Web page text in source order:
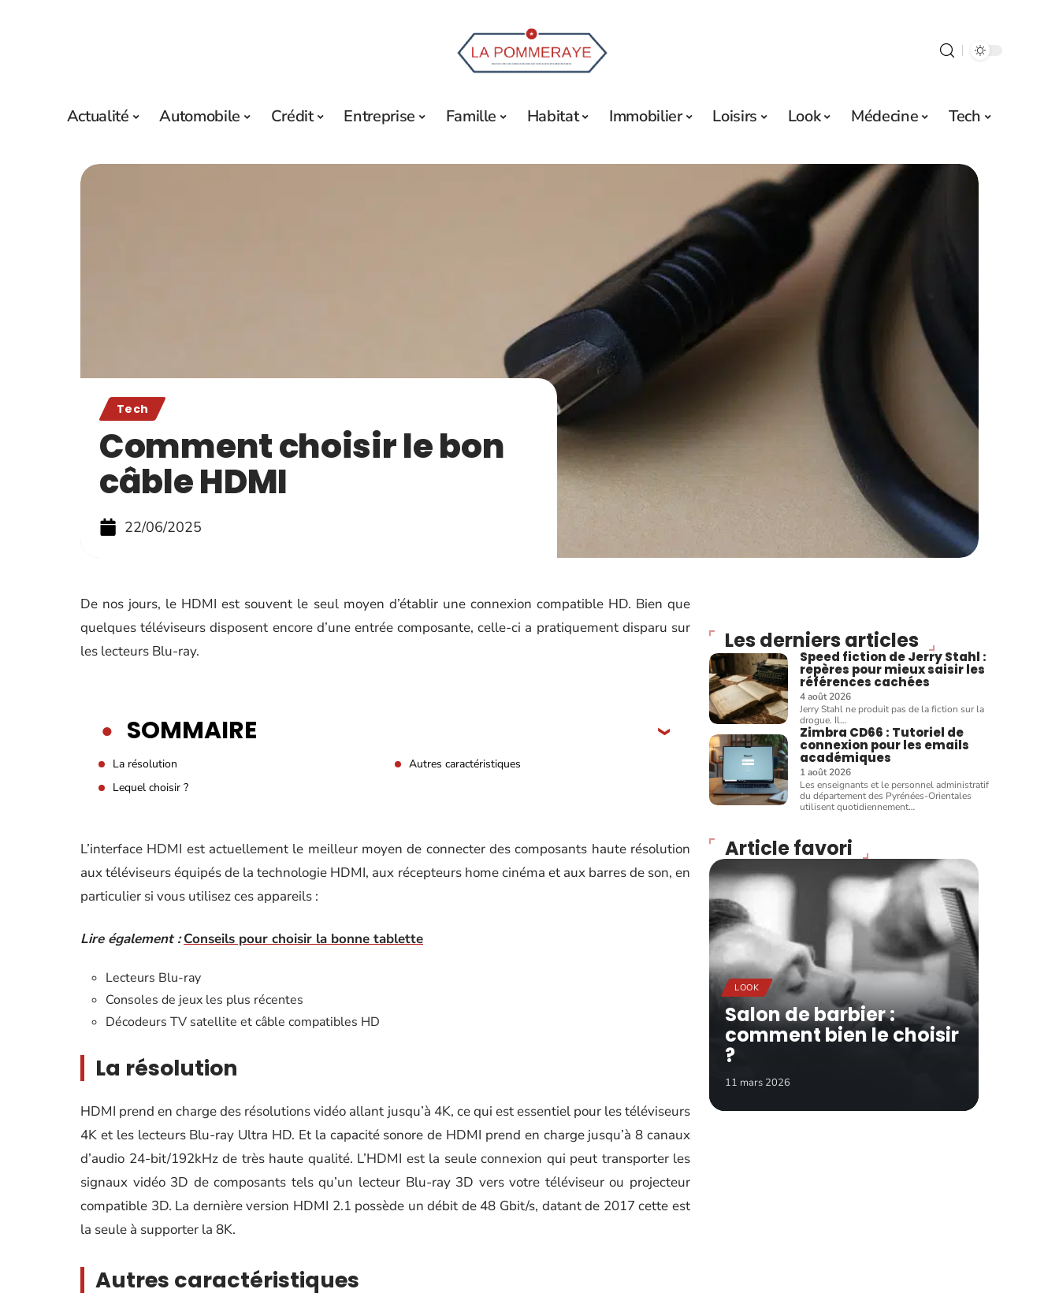
Actualité Automobile Crédit Entreprise Famille Habitat Immobilier Loisirs Look Médecine Tech
Tech
Comment choisir le bon
câble HDMI
22/06/2025
De nos jours, le HDMI est souvent le seul moyen d’établir une connexion compatible HD. Bien que
quelques téléviseurs disposent encore d’une entrée composante, celle-ci a pratiquement disparu sur
les lecteurs Blu-ray.
SOMMAIRE
La résolution
Autres caractéristiques
Lequel choisir ?
L’interface HDMI est actuellement le meilleur moyen de connecter des composants haute résolution
aux téléviseurs équipés de la technologie HDMI, aux récepteurs home cinéma et aux barres de son, en
particulier si vous utilisez ces appareils :
Lire également : Conseils pour choisir la bonne tablette
Lecteurs Blu-ray
Consoles de jeux les plus récentes
Décodeurs TV satellite et câble compatibles HD
La résolution
HDMI prend en charge des résolutions vidéo allant jusqu’à 4K, ce qui est essentiel pour les téléviseurs
4K et les lecteurs Blu-ray Ultra HD. Et la capacité sonore de HDMI prend en charge jusqu’à 8 canaux
d’audio 24-bit/192kHz de très haute qualité. L’HDMI est la seule connexion qui peut transporter les
signaux vidéo 3D de composants tels qu’un lecteur Blu-ray 3D vers votre téléviseur ou projecteur
compatible 3D. La dernière version HDMI 2.1 possède un débit de 48 Gbit/s, datant de 2017 cette est
la seule à supporter la 8K.
Autres caractéristiques
Les derniers articles
Speed fiction de Jerry Stahl :
repères pour mieux saisir les
références cachées
4 août 2026
Jerry Stahl ne produit pas de la fiction sur la
drogue. Il…
Zimbra CD66 : Tutoriel de
connexion pour les emails
académiques
1 août 2026
Les enseignants et le personnel administratif
du département des Pyrénées-Orientales
utilisent quotidiennement…
Article favori
LOOK
Salon de barbier :
comment bien le choisir
?
11 mars 2026